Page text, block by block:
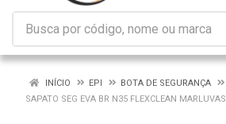
INÍCIO EPI
BOTA DE SEGURANÇA
SAPATO SEG EVA BR N35 FLEXCLEAN MARLUVAS